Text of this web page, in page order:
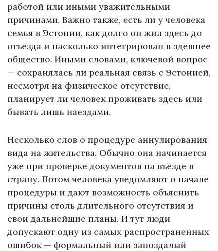
работой или иными уважительными
причинами. Важно также, есть ли у человека
семья в Эстонии, как долго он жил здесь до
отъезда и насколько интегрирован в здешнее
общество. Иными словами, ключевой вопрос
— сохранялась ли реальная связь с Эстонией,
несмотря на физическое отсутствие,
планирует ли человек проживать здесь или
бывать лишь наездами.
Несколько слов о процедуре аннулирования
вида на жительства. Обычно она начинается
уже при проверке документов на въезде в
страну. Потом человека уведомляют о начале
процедуры и дают возможность объяснить
причины столь длительного отсутствия и
свои дальнейшие планы. И тут люди
допускают одну из самых распространенных
ошибок — формальный или запоздалый